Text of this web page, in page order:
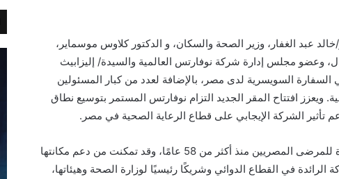
عبد الغفار، وزير الصحة والسكان، و الدكتور كلاوس موسماير،
وعضو مجلس إدارة شركة نوفارتس العالمية والسيدة/ إليزابيث
السفارة السويسرية لدى مصر، بالإضافة لعدد من كبار المسئولين
افتتاح المقر الجديد التزام نوفارتس المستمر بتوسيع نطاق
تأثير الشركة الإيجابي على قطاع الرعاية الصحية في مصر.
تقدم نوفارتس خدماتها ومنتجاتها المبتكرة للمرضى المصريين منذ أكثر من 58 عامًا، وقد تمكنت من دعم مكانتها
في القطاع الدوائي وشريكًا رئيسيًا لوزارة الصحة وهيئاتها،